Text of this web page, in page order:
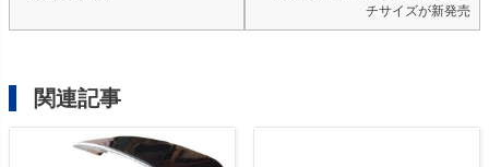
チサイズが新発売
関連記事